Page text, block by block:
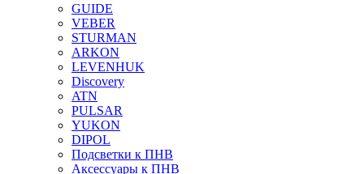
GUIDE
VEBER
STURMAN
ARKON
LEVENHUK
Discovery
ATN
PULSAR
YUKON
DIPOL
Подсветки к ПНВ
Аксессуары к ПНВ